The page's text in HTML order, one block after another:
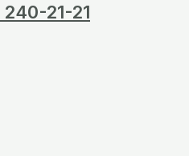
21-21